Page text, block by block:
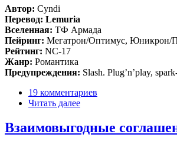
Автор: Cyndi
Перевод: Lemuria
Вселенная: ТФ Армада
Пейринг: Мегатрон/Оптимус, Юникрон/
Рейтинг: NC-17
Жанр: Романтика
Предупреждения: Slash. Plug’n’play,
19 комментариев
Читать далее
Взаимовыгодные